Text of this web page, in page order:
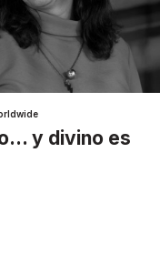
y divino es